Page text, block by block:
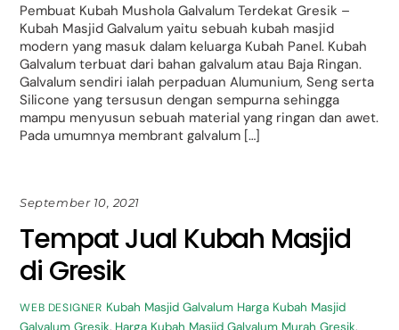
Pembuat Kubah Mushola Galvalum Terdekat Gresik –
Kubah Masjid Galvalum yaitu sebuah kubah masjid
modern yang masuk dalam keluarga Kubah Panel. Kubah
Galvalum terbuat dari bahan galvalum atau Baja Ringan.
Galvalum sendiri ialah perpaduan Alumunium, Seng serta
Silicone yang tersusun dengan sempurna sehingga
mampu menyusun sebuah material yang ringan dan awet.
Pada umumnya membrant galvalum […]
September 10, 2021
Tempat Jual Kubah Masjid
di Gresik
WEB DESIGNER Kubah Masjid Galvalum Harga Kubah Masjid
Galvalum Gresik, Harga Kubah Masjid Galvalum Murah Gresik,